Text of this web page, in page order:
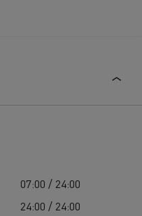
07:00 / 24:00
24:00 / 24:00